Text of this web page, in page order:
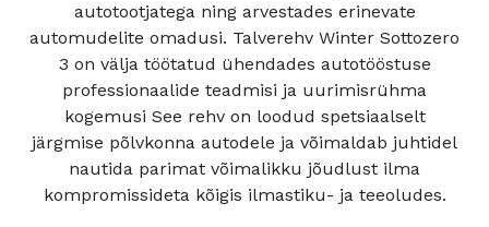
autotootjatega ning arvestades erinevate
automudelite omadusi. Talverehv Winter Sottozero
3 on välja töötatud ühendades autotööstuse
professionaalide teadmisi ja uurimisrühma
kogemusi See rehv on loodud spetsiaalselt
järgmise põlvkonna autodele ja võimaldab juhtidel
nautida parimat võimalikku jõudlust ilma
kompromissideta kõigis ilmastiku- ja teeoludes.